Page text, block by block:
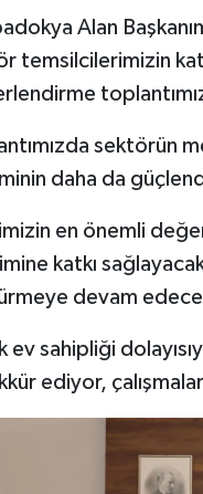
Alan
temsilcilerimizin
sektörün
daha da
en önemli
katkı
devam
ev sahipliği
ediyor,